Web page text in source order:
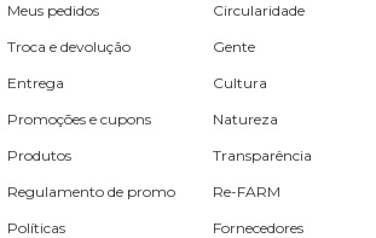
Meus pedidos
Troca e devolução
Entrega
Promoções e cupons
Produtos
Regulamento de promo
Políticas
Circularidade
Gente
Cultura
Natureza
Transparência
Re-FARM
Fornecedores